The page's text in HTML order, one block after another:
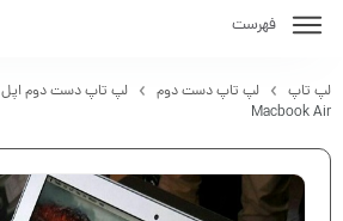
فهرست
لپ تاپ لپ تاپ دست دوم لپ تاپ دست دوم اپل
Macbook Air